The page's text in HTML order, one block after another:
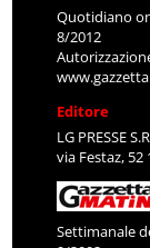
Quotidiano
8/2012
Editore
LG PRESSE
via Festaz, 52
Settimanale